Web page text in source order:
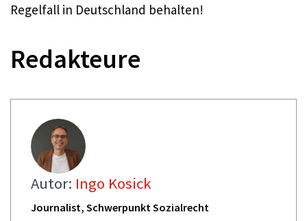
Regelfall in Deutschland behalten!
Redakteure
Autor: Ingo Kosick
Journalist, Schwerpunkt Sozialrecht